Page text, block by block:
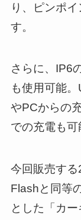
り、ピンポ
す。
さらに、IP6
も使用可能
やPCからの
での充電も可
今回販売す
Flashと同等
とした「カ